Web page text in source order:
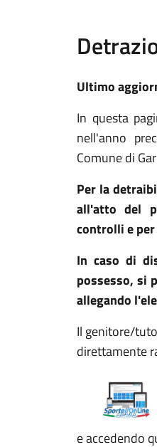
Ultimo
In questa
nell'anno
Comune di
Per la
all'atto del
controlli e per
In caso di
possesso, si
allegando
Il genitore/
direttamente
e accedendo